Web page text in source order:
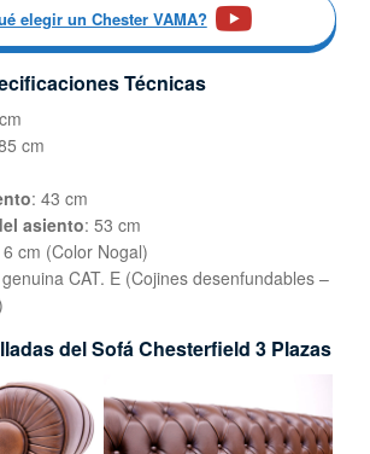
elegir un Chester VAMA?
Técnicas
cm
: 43 cm
asiento: 53 cm
cm (Color Nogal)
CAT. E (Cojines desenfundables –
del Sofá Chesterfield 3 Plazas